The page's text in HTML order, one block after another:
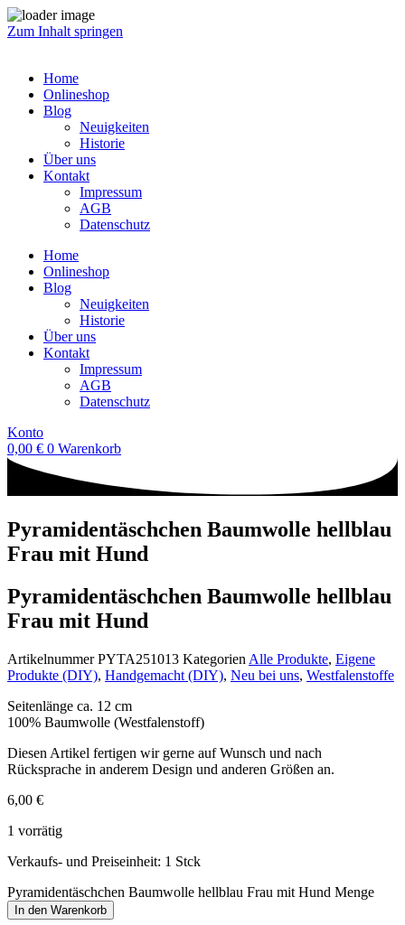
Zum Inhalt springen
Home
Onlineshop
Blog
Neuigkeiten
Historie
Über uns
Kontakt
Impressum
AGB
Datenschutz
Home
Onlineshop
Blog
Neuigkeiten
Historie
Über uns
Kontakt
Impressum
AGB
Datenschutz
Konto
0,00 € 0 Warenkorb
Pyramidentäschchen Baumwolle hellblau
Frau mit Hund
Pyramidentäschchen Baumwolle hellblau
Frau mit Hund
ArtikelnummerPYTA251013 Kategorien Alle Produkte, Eigene
Produkte (DIY), Handgemacht (DIY), Neu bei uns, Westfalenstoffe
Seitenlänge ca. 12 cm
100% Baumwolle (Westfalenstoff)
Diesen Artikel fertigen wir gerne auf Wunsch und nach
Rücksprache in anderem Design und anderen Größen an.
6,00 €
1 vorrätig
Verkaufs- und Preiseinheit: 1 Stck
Pyramidentäschchen Baumwolle hellblau Frau mit Hund Menge
In den Warenkorb